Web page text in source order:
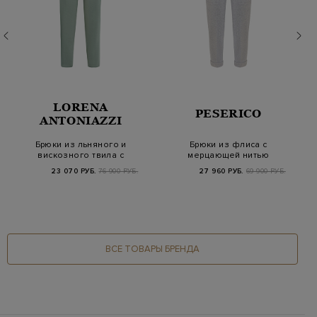
LORENA
ANTONIAZZI
Брюки из льняного и
вискозного твила с
эластичным пояс…
23 070 РУБ. 76 900 РУБ.
PESERICO
Брюки из флиса с
мерцающей нитью
ламе и цепочками
27 960 РУБ. 69 900 РУБ.
ВСЕ ТОВАРЫ БРЕНДА